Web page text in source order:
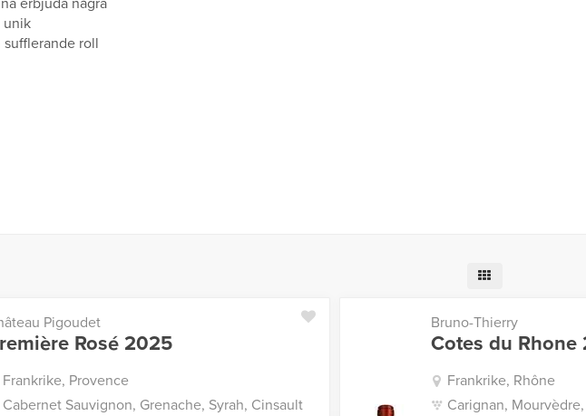
unik
roll
Pigoudet
Rosé 2025
Frankrike, Provence
Cabernet Sauvignon, Grenache, Syrah, Cinsault
Bruno-Thierry
Cotes du Rhone
Frankrike, Rhône
Carignan,